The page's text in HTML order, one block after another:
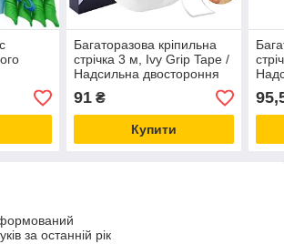
Багаторазова кріпильна
стрічка 3 м, Ivy Grip Tape /
Надсильна двостороння
стрічка
91₴
Купити
за останній рік